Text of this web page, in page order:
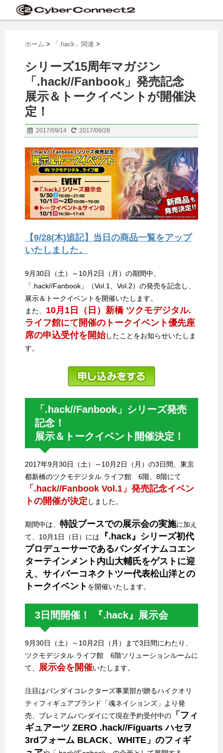
ホーム > 「.hack」関連 >
シリーズ15周年マガジン
「.hack//Fanbook」発売記念
展示＆トークイベントが開催決
定！
2017/09/14 2017/09/28
【9/28(木)追記】当日の商品一覧をアップ
いたしました。
9月30日（土）～10月2日（月）の期間中、
「.hack//Fanbook」（Vol.1、Vol.2）の発売を記念し、
展示＆トークイベントを開催いたします。
また、 10月1日（日）新橋 ツクモデジタル.
ライフ館にて開催のトークイベント優先座
席の申込受付を開始したことをお知らせいたしま
す。
「.hack//Fanbook」シリーズ発売
記念！
展示＆トークイベント開催決定！
2017年9月30日（土）～10月2日（月）の3日間、東京
都新橋のツクモデジタル.ライフ館 6階、8階にて
「.hack//Fanbook Vol.1」発売記念イベン
トの開催が決定 しました。
期間中は、 特設ブースでの展示会の実施に加え
て、10月1日（日）には
『.hack』シリーズ初代
プロデューサーであるバンダイナムコエン
ターテインメント内山大輔氏をゲストに迎
え、サイバーコネクトツー代表松山洋との
トークイベント を開催いたします。
3日間開催！ 『.hack』展示会
9月30日（土）～10月2日（月）まで3日間にわたり、
ツクモデジタル.ライフ館 6階ソリューションルームに
て、 展示会を開催いたします。
注目はバンダイコレクターズ事業部が贈るハイクオリ
ティフィギュアブランド「魂ネイションズ」より発
売、プレミアムバンダイにて現在予約受付中の
「フィ
ギュアーツ ZERO .hack//Figuarts ハセヲ
3rdフォーム BLACK、WHITE」のフィギ